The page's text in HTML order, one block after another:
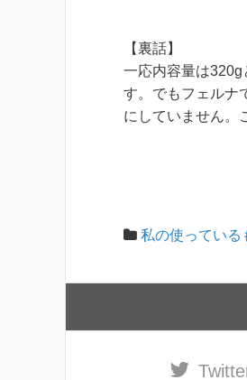
【裏話】
一応内容量は320g
す。でもフェルナ
にしていません。
私の使っている